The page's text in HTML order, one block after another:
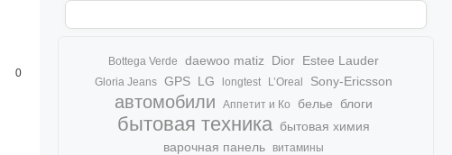
0
Bottega Verde daewoo matiz Dior Estee Lauder
Gloria Jeans GPS LG longtest L’Oreal Sony-Ericsson
автомобили Аппетит и Ко белье блоги
бытовая техника бытовая химия
варочная панель
витамины